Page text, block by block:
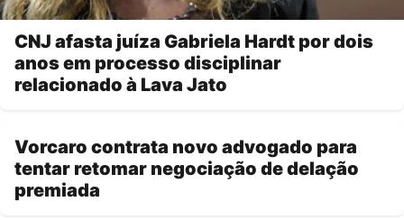
CNJ afasta juíza Gabriela Hardt por dois
anos em processo disciplinar
relacionado à Lava Jato
Vorcaro contrata novo advogado para
tentar retomar negociação de delação
premiada